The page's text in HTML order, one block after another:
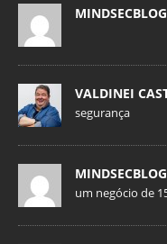
VALDINEI
segurança
um negócio de